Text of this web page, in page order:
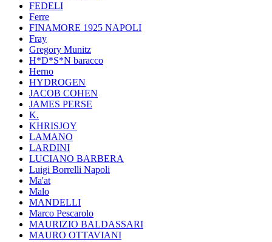
FEDELI
Ferre
FINAMORE 1925 NAPOLI
Fray
Gregory Munitz
H*D*S*N baracco
Herno
HYDROGEN
JACOB COHEN
JAMES PERSE
K.
KHRISJOY
LAMANO
LARDINI
LUCIANO BARBERA
Luigi Borrelli Napoli
Ma'at
Malo
MANDELLI
Marco Pescarolo
MAURIZIO BALDASSARI
MAURO OTTAVIANI